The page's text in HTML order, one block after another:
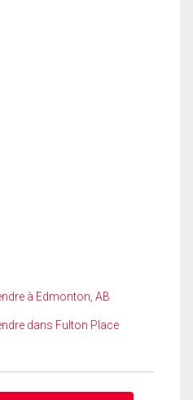
à Edmonton, AB
dans Fulton Place